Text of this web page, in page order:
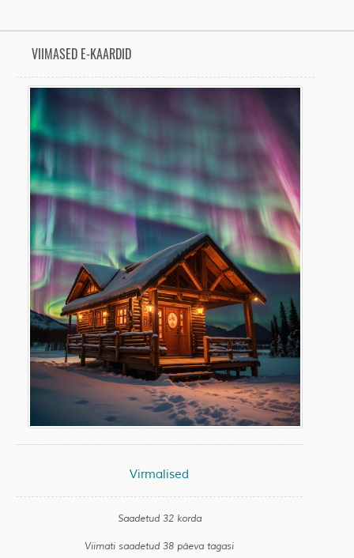
VIIMASED E-KAARDID
Virmalised
Saadetud 32 korda
Viimati saadetud 38 päeva tagasi